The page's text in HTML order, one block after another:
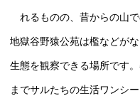
れるものの、昔からの山
地獄谷野猿公苑は檻などが
生態を観察できる場所です
までサルたちの生活ワンシ